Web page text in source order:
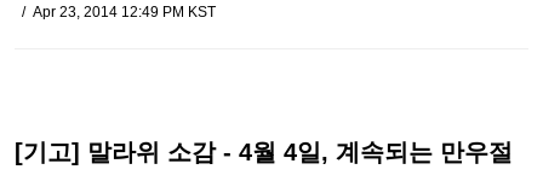
Apr 23, 2014 12:49 PM KST
[기고] 말라위 소감 - 4월 4일, 계속되는 만우절